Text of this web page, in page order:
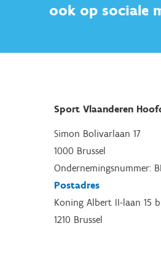
ook op sociale
Sport Vlaanderen
Simon Bolivarlaan 17
1000 Brussel
Ondernemingsnummer:
Postadres
Koning Albert II-laan 15
1210 Brussel